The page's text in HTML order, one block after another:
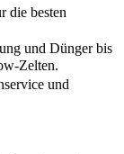
die besten
und Dünger bis
Zelten.
und